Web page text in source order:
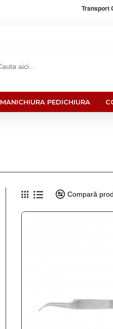
Transport
MANICHIURA PEDICHIURA
Compară